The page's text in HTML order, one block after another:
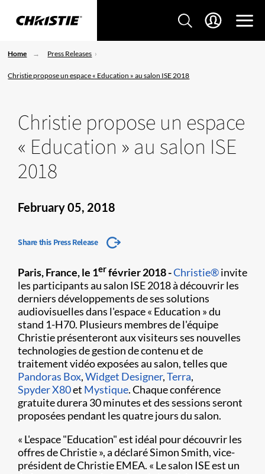
Home Press Releases
Christie propose un espace « Education » au salon ISE 2018
Christie propose un espace
« Education » au salon ISE
2018
February 05, 2018
Share this Press Release
Paris, France, le 1erfévrier 2018 -Christie®invite
les participants au salon ISE 2018 à découvrir les
derniers développements de ses solutions
audiovisuelles dans l'espace « Education » du
stand 1-H70. Plusieurs membres de l'équipe
Christie présenteront aux visiteurs ses nouvelles
technologies de gestion de contenu et de
traitement vidéo exposées au salon, telles que
Pandoras Box,Widget Designer,Terra,
Spyder X80et Mystique. Chaque conférence
gratuite durera 30 minutes et des sessions seront
proposées pendant les quatre jours du salon.
« L'espace "Education" est idéal pour découvrir les
offres de Christie », a déclaré Simon Smith, vice-
président de Christie EMEA. « Le salon ISE est un